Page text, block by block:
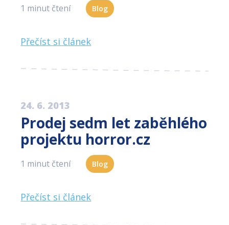
1 minut čtení Blog
Přečíst si článek
24. 6. 2013
Prodej sedm let zaběhlého
projektu horror.cz
1 minut čtení Blog
Přečíst si článek